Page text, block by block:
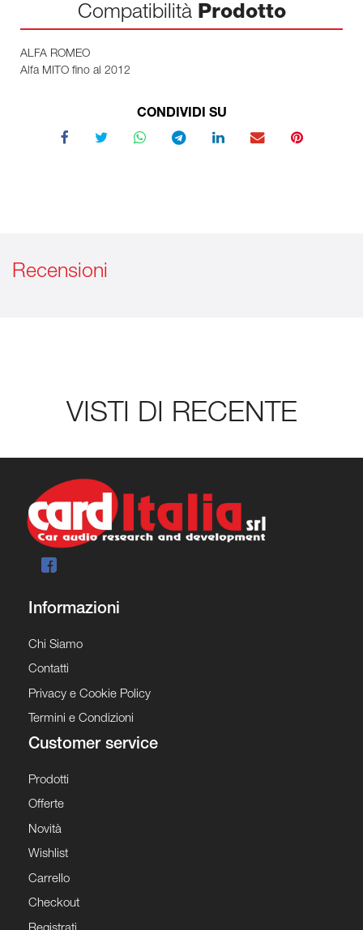
Compatibilità Prodotto
ALFA ROMEO
Alfa MITO fino al 2012
CONDIVIDI SU
Recensioni
VISTI DI RECENTE
Informazioni
Chi Siamo
Contatti
Privacy e Cookie Policy
Termini e Condizioni
Customer service
Prodotti
Offerte
Novità
Wishlist
Carrello
Checkout